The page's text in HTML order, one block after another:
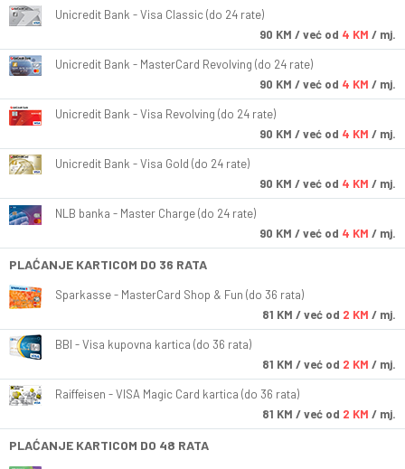
Unicredit Bank - Visa Classic (do 24 rate)
90 KM / već od 4 KM / mj.
Unicredit Bank - MasterCard Revolving (do 24 rate)
90 KM / već od 4 KM / mj.
Unicredit Bank - Visa Revolving (do 24 rate)
90 KM / već od 4 KM / mj.
Unicredit Bank - Visa Gold (do 24 rate)
90 KM / već od 4 KM / mj.
NLB banka - Master Charge (do 24 rate)
90 KM / već od 4 KM / mj.
PLAĆANJE KARTICOM DO 36 RATA
Sparkasse - MasterCard Shop & Fun (do 36 rata)
81 KM / već od 2 KM / mj.
BBI - Visa kupovna kartica (do 36 rata)
81 KM / već od 2 KM / mj.
Raiffeisen - VISA Magic Card kartica (do 36 rata)
81 KM / već od 2 KM / mj.
PLAĆANJE KARTICOM DO 48 RATA